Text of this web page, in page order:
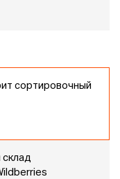
сортировочный
склад